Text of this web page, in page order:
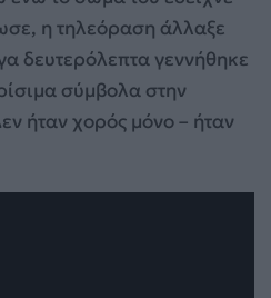
η τηλεόραση άλλαξε
δευτερόλεπτα γεννήθηκε
σύμβολα στην
ήταν χορός μόνο – ήταν